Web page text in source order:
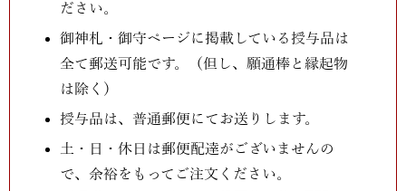
ださい。
御神札・御守ページに掲載している授与品は
全て郵送可能です。（但し、願通棒と縁起物
は除く）
授与品は、普通郵便にてお送りします。
土・日・休日は郵便配達がございませんの
で、余裕をもってご注文ください。